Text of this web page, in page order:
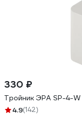
330 ₽
Тройник ЭРА SP-4-
4.9(142)